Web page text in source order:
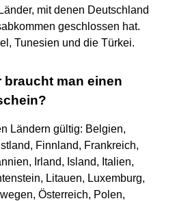
mit denen Deutschland
geschlossen hat.
Tunesien und die Türkei.
braucht man einen
Ländern gültig: Belgien,
Finnland, Frankreich,
Irland, Island, Italien,
Litauen, Luxemburg,
Österreich, Polen,